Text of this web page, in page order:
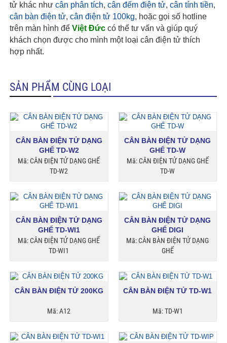
tử khác nhưcân phân tích,cân đếm điện tử,cân tính tiền,
cân bàn điện tử,cân điện tử 100kg, hoặc gọi số hotline
trên màn hình đểViệt Đức có thể tư vấn và giúp quý
khách chọn được cho mình một loại cân điện tử thích
hợp nhất.
SẢN PHẨM CÙNG LOẠI
CÂN BÀN ĐIỆN TỬ DẠNG
GHẾ TD-W2
Mã: CÂN ĐIỆN TỬ DẠNG GHẾ
TD-W2
CÂN BÀN ĐIỆN TỬ DẠNG
GHẾ TD-W
Mã: CÂN ĐIỆN TỬ DẠNG GHẾ
TD-W
CÂN BÀN ĐIỆN TỬ DẠNG
GHẾ TD-WI1
Mã: CÂN ĐIỆN TỬ DẠNG GHẾ
TD-WI1
CÂN BÀN ĐIỆN TỬ DẠNG
GHẾ DIGI
Mã: CÂN BÀN ĐIỆN TỬ DẠNG
GHẾ
CÂN BÀN ĐIỆN TỬ 200KG
Mã: A12
CÂN BÀN ĐIỆN TỬ TD-W1
Mã: TD-W1